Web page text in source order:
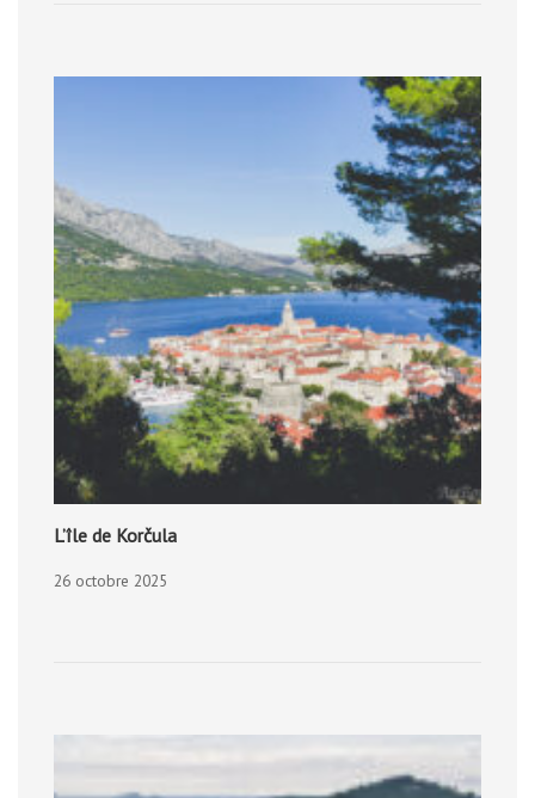
L’île de Korčula
26 octobre 2025